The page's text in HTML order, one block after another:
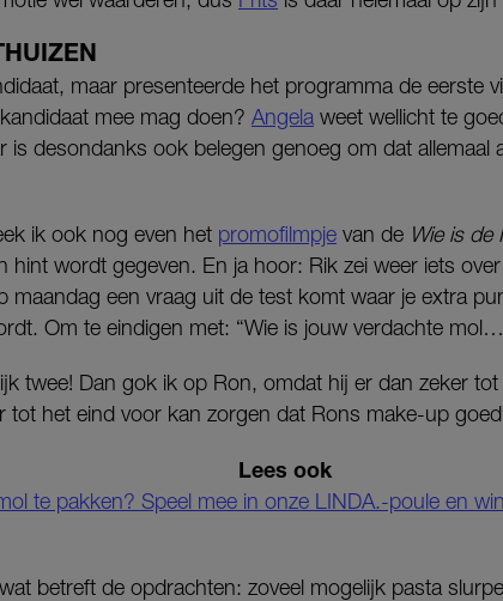
maar presenteerde het programma de eerste
mee mag doen? Angela weet wellicht te
is desondanks ook belegen genoeg om dat allemaal
ik ook nog even het promofilmpje van de Wie is de
hint wordt gegeven. En ja hoor: Rik zei weer iets
maandag een vraag uit de test komt waar je extra
Om te eindigen met: “Wie is jouw verdachte
twee! Dan gok ik op Ron, omdat hij er dan zeker
tot het eind voor kan zorgen dat Rons make-up
Lees ook
te pakken? Speel mee in onze LINDA.-poule en
betreft de opdrachten: zoveel mogelijk pasta